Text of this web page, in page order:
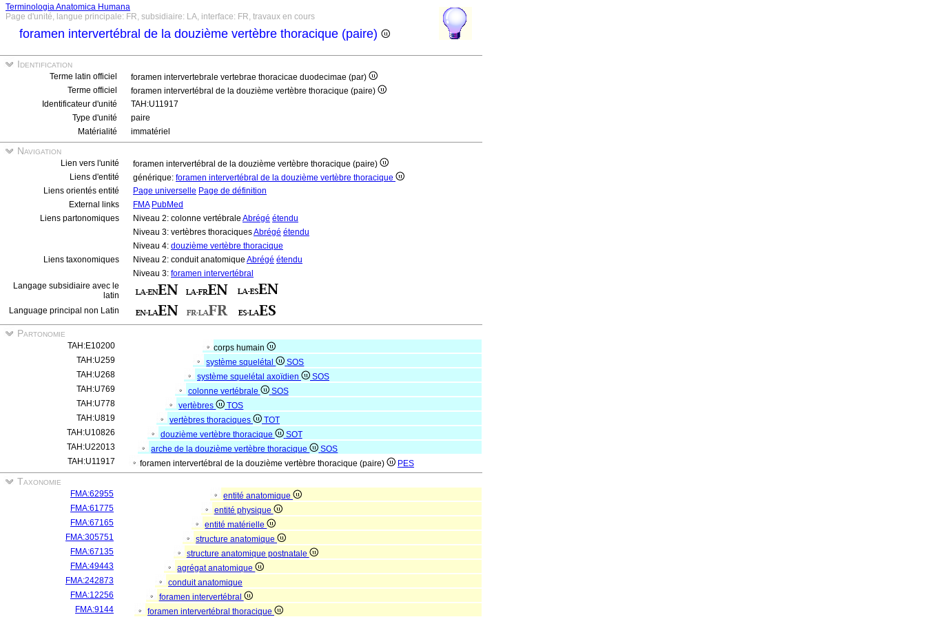
Terminologia Anatomica Humana
Page d'unité, langue principale: FR, subsidiaire: LA, interface: FR, travaux en cours
foramen intervertébral de la douzième vertèbre thoracique (paire)
Identification
Terme latin officiel
foramen intervertebrale vertebrae thoracicae duodecimae (par)
Terme officiel
foramen intervertébral de la douzième vertèbre thoracique (paire)
Identificateur d'unité
TAH:U11917
Type d'unité
paire
Matérialité
immatériel
Navigation
Lien vers l'unité
foramen intervertébral de la douzième vertèbre thoracique (paire)
Liens d'entité
générique: foramen intervertébral de la douzième vertèbre thoracique
Liens orientés entité
Page universelle Page de définition
External links
FMA PubMed
Liens partonomiques
Niveau 2: colonne vertébrale Abrégé étendu
Niveau 3: vertèbres thoraciquesAbrégé étendu
Niveau 4: douzième vertèbre thoracique
Liens taxonomiques
Niveau 2: conduit anatomique Abrégé étendu
Niveau 3: foramen intervertébral
Langage subsidiaire avec le
latin
Language principal non Latin
Partonomie
TAH:E10200
corps humain
TAH:U259
système squelétal
SOS
TAH:U268
système squelétal axoïdien
SOS
TAH:U769
colonne vertébrale
SOS
TAH:U778
vertèbres
TOS
TAH:U819
vertèbres thoraciques
TOT
TAH:U10826
douzième vertèbre thoracique
SOT
TAH:U22013
arche de la douzième vertèbre thoracique
SOS
TAH:U11917
foramen intervertébral de la douzième vertèbre thoracique (paire) PES
Taxonomie
FMA:62955
entité anatomique
FMA:61775
entité physique
FMA:67165
entité matérielle
FMA:305751
structure anatomique
FMA:67135
structure anatomique postnatale
FMA:49443
agrégat anatomique
FMA:242873
conduit anatomique
FMA:12256
foramen intervertébral
FMA:9144
foramen intervertébral thoracique